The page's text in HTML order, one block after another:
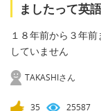
ましたって英
１８年前から３年
していません
TAKASHIさん
35 25587